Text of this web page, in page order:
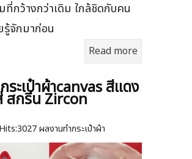
ที่กว้างกว่าเดิม ใกล้ชิดกับคน
รู้จักมาก่อน
Read more
ะเป๋าผ้าcanvas สีแดง
สกรีน Zircon
Hits:3027 ผลงานทำกระเป๋าผ้า